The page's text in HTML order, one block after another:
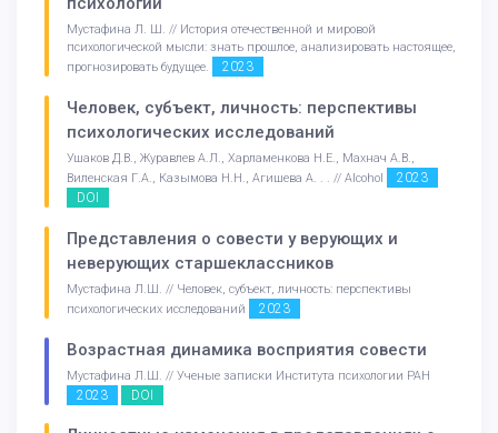
Мустафина Л. Ш. // История отечественной и мировой
психологической мысли: знать прошлое, анализировать настоящее,
прогнозировать будущее.
2023
Человек, субъект, личность: перспективы
психологических исследований
Ушаков Д.В., Журавлев А.Л., Харламенкова Н.Е., Махнач А.В.,
Виленская Г.А., Казымова Н.Н., Агишева А. . . // Alcohol
2023
DOI
Представления о совести у верующих и
неверующих старшеклассников
Мустафина Л.Ш. // Человек, субъект, личность: перспективы
психологических исследований
2023
Возрастная динамика восприятия совести
Мустафина Л.Ш. // Ученые записки Института психологии РАН
2023 DOI